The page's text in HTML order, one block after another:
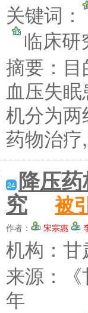
关键词：
临床
摘要：
血压失
机分为
药物治
24 降压
究 被
作者： 宋宗惠
机构：
来源：
年